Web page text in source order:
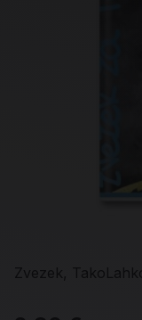
Zvezek,